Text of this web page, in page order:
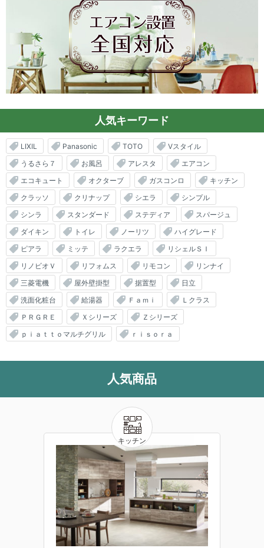
人気キーワード
LIXIL Panasonic TOTO
Vスタイル
うるさら７
お風呂 アレスタ
エアコン
エコキュート
オクターブ ガスコンロ
キッチン
クラッソ
クリナップ シエラ
シンプル
シンラ
スタンダード ステディア
スパージュ
ダイキン
トイレ ノーリツ
ハイグレード
ピアラ
ミッテ ラクエラ
リシェルＳＩ
リノビオＶ
リフォムス リモコン
リンナイ
三菱電機
屋外壁掛型 据置型
日立
洗面化粧台
給湯器 Ｆａｍｉ
Ｌクラス
ＰＲＧＲＥ
Ｘシリーズ
Ｚシリーズ
ｐｉａｔｔｏマルチグリル
ｒｉｓｏｒａ
人気商品